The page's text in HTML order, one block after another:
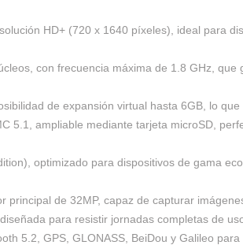
HD+ (720 x 1640 píxeles), ideal para
con frecuencia máxima de 1.8 GHz, que
de expansión virtual hasta 6GB, lo que
5.1, ampliable mediante tarjeta microSD,
optimizado para dispositivos de gama
principal de 32MP, capaz de capturar
para resistir jornadas completas de
5.2, GPS, GLONASS, BeiDou y Galileo para